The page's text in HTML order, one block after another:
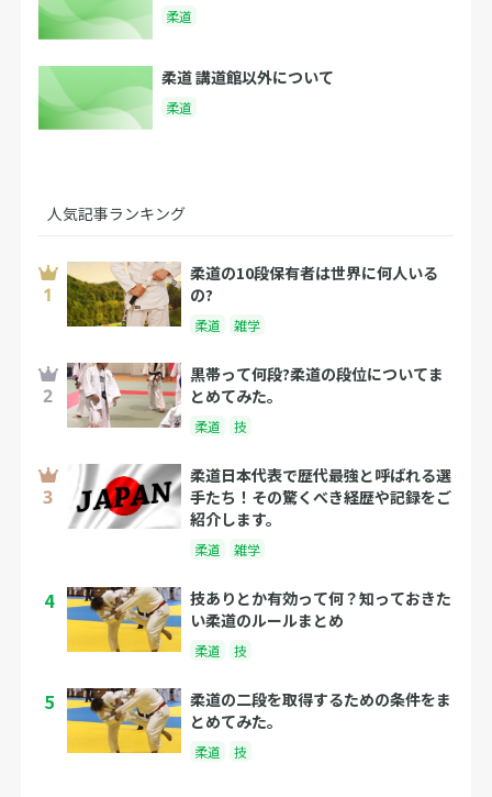
柔道
柔道 講道館以外について
柔道
人気記事ランキング
柔道の10段保有者は世界に何人いる
の?
柔道 雑学
黒帯って何段?柔道の段位についてま
とめてみた。
柔道 技
柔道日本代表で歴代最強と呼ばれる選
手たち！その驚くべき経歴や記録をご
紹介します。
柔道 雑学
4
技ありとか有効って何？知っておきた
い柔道のルールまとめ
柔道 技
5
柔道の二段を取得するための条件をま
とめてみた。
柔道 技